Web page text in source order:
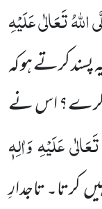
تَعَالٰیعَلَیْہِ
پسند کرتے ہو کہ
کرے؟ اس نے
عَلَیْہِ وَاٰلِہٖ
کرتا۔ تاجدارِ